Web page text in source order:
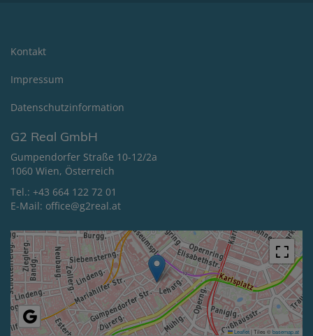
Kontakt
Impressum
Datenschutzinformation
G2 Real GmbH
Gumpendorfer Straße 10-12/2a
1060 Wien, Österreich
Tel.: +43 664 122 72 01
E-Mail: office@g2real.at
Leaflet|Tiles ©basemap.at